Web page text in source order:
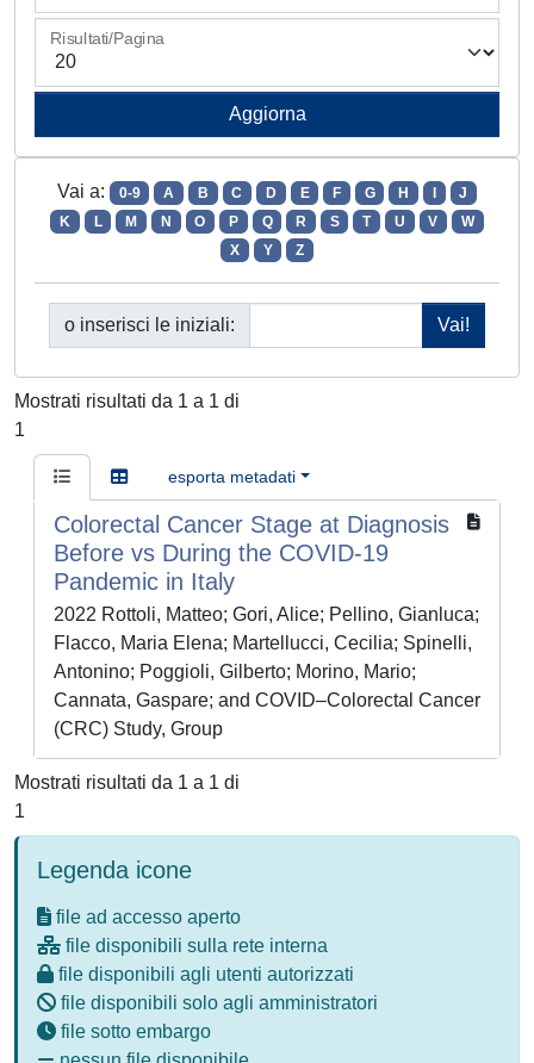
Risultati/Pagina
Vai a: 0-9 A B C D E F G H
J
K
L M N O P Q R S T U V
W
X
Y Z
o inserisci le iniziali:
Mostrati risultati da 1 a 1 di
1
esporta metadati
Colorectal Cancer Stage at Diagnosis
Before vs During the COVID-19
Pandemic in Italy
2022 Rottoli, Matteo; Gori, Alice; Pellino, Gianluca;
Flacco, Maria Elena; Martellucci, Cecilia; Spinelli,
Antonino; Poggioli, Gilberto; Morino, Mario;
Cannata, Gaspare; and COVID–Colorectal Cancer
(CRC) Study, Group
Mostrati risultati da 1 a 1 di
1
Legenda icone
file ad accesso aperto
file disponibili sulla rete interna
file disponibili agli utenti autorizzati
file disponibili solo agli amministratori
file sotto embargo